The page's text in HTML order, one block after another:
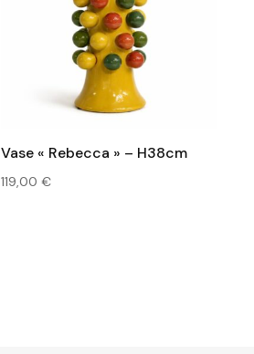
Vase « Rebecca » – H38cm
119,00€